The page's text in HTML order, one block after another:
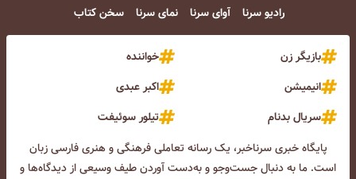
رادیو سرنا آوای سرنا نمای سرنا سخن کتاب
بازیگر زن
خواننده
انیمیشن
اکبر عبدی
سریال بدنام
تیلور سوئیفت
پایگاه خبری سرناخبر، یک رسانه تعاملی فرهنگی و هنری فارسی زبان
است. ما به دنبال جست‌و‌جو و به‌دست آوردن طیف وسیعی از دیدگاه‌ها و